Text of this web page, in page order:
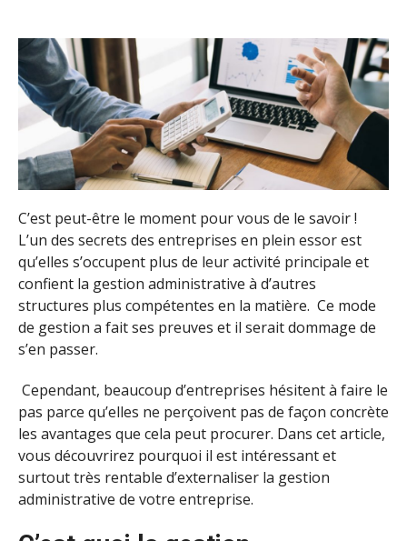
C’est peut-être le moment pour vous de le savoir !
L’un des secrets des entreprises en plein essor est
qu’elles s’occupent plus de leur activité principale et
confient la gestion administrative à d’autres
structures plus compétentes en la matière. Ce mode
de gestion a fait ses preuves et il serait dommage de
s’en passer.
Cependant, beaucoup d’entreprises hésitent à faire le
pas parce qu’elles ne perçoivent pas de façon concrète
les avantages que cela peut procurer. Dans cet article,
vous découvrirez pourquoi il est intéressant et
surtout très rentable d’externaliser la gestion
administrative de votre entreprise.